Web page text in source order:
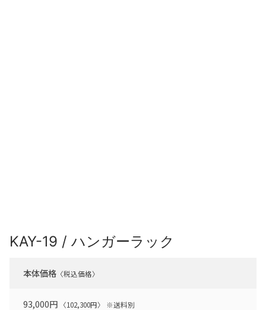
KAY-19 / ハンガーラック
本体価格 〈税込価格〉
93,000円 〈102,300円〉 ※送料別